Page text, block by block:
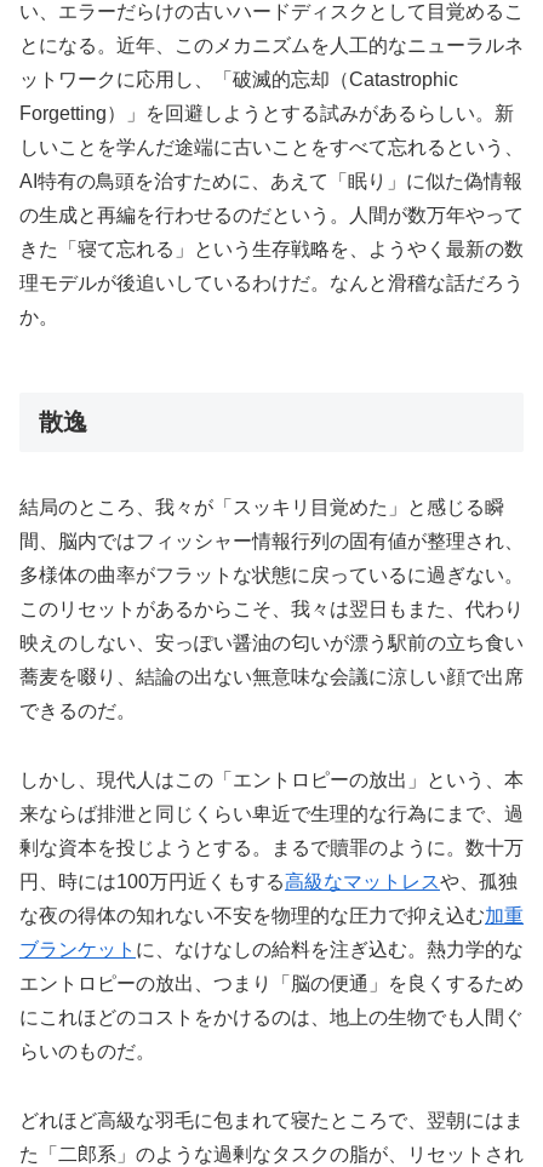
い、エラーだらけの古いハードディスクとして目覚めるこ
とになる。近年、このメカニズムを人工的なニューラルネ
ットワークに応用し、「破滅的忘却（Catastrophic
Forgetting）」を回避しようとする試みがあるらしい。新
しいことを学んだ途端に古いことをすべて忘れるという、
AI特有の鳥頭を治すために、あえて「眠り」に似た偽情報
の生成と再編を行わせるのだという。人間が数万年やって
きた「寝て忘れる」という生存戦略を、ようやく最新の数
理モデルが後追いしているわけだ。なんと滑稽な話だろう
か。
散逸
結局のところ、我々が「スッキリ目覚めた」と感じる瞬
間、脳内ではフィッシャー情報行列の固有値が整理され、
多様体の曲率がフラットな状態に戻っているに過ぎない。
このリセットがあるからこそ、我々は翌日もまた、代わり
映えのしない、安っぽい醤油の匂いが漂う駅前の立ち食い
蕎麦を啜り、結論の出ない無意味な会議に涼しい顔で出席
できるのだ。
しかし、現代人はこの「エントロピーの放出」という、本
来ならば排泄と同じくらい卑近で生理的な行為にまで、過
剰な資本を投じようとする。まるで贖罪のように。数十万
円、時には100万円近くもする高級なマットレスや、孤独
な夜の得体の知れない不安を物理的な圧力で抑え込む加重
ブランケット に、なけなしの給料を注ぎ込む。熱力学的な
エントロピーの放出、つまり「脳の便通」を良くするため
にこれほどのコストをかけるのは、地上の生物でも人間ぐ
らいのものだ。
どれほど高級な羽毛に包まれて寝たところで、翌朝にはま
た「二郎系」のような過剰なタスクの脂が、リセットされ